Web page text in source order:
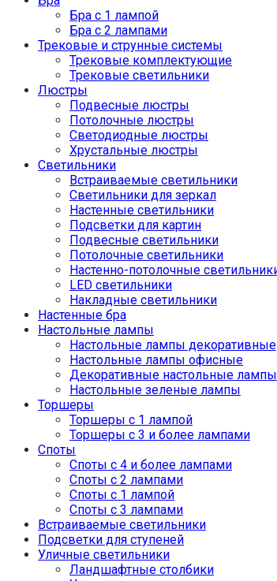
Бра с 1 лампой
Бра с 2 лампами
Трековые и струнные системы
Трековые комплектующие
Трековые светильники
Люстры
Подвесные люстры
Потолочные люстры
Светодиодные люстры
Хрустальные люстры
Светильники
Встраиваемые светильники
Светильники для зеркал
Настенные светильники
Подсветки для картин
Подвесные светильники
Потолочные светильники
Настенно-потолочные
LED светильники
Накладные светильники
Настенные бра
Настольные лампы
Настольные лампы декоративные
Настольные лампы офисные
Декоративные настольные лампы
Настольные зеленые лампы
Торшеры
Торшеры с 1 лампой
Торшеры с 3 и более лампами
Споты
Споты с 4 и более лампами
Споты с 2 лампами
Споты с 1 лампой
Споты с 3 лампами
Встраиваемые светильники
Подсветки для ступеней
Уличные светильники
Ландшафтные столбики